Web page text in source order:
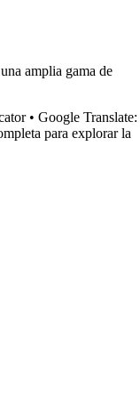
amplia gama de
• Google Translate:
para explorar la